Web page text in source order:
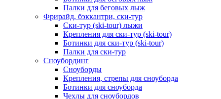
Палки для беговых лыж
Фрирайд, бэккантри, ски-тур
Ски-тур (ski-tour) лыжи
Крепления для ски-тур (ski-tour)
Ботинки для ски-тур (ski-tour)
Палки для ски-тур
Сноубординг
Сноуборды
Крепления, стрепы для сноуборда
Ботинки для сноуборда
Чехлы для сноубордов